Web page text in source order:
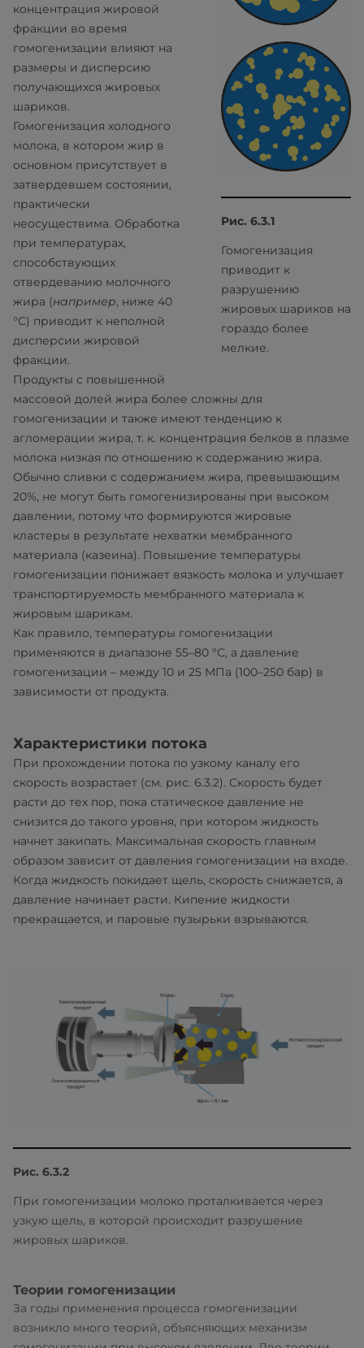
Рис. 6.3.1
Гомогенизация
приводит к
разрушению
жировых шариков на
гораздо более
мелкие.
концентрация жировой
фракции во время
гомогенизации влияют на
размеры и дисперсию
получающихся жировых
шариков.
Гомогенизация холодного
молока, в котором жир в
основном присутствует в
затвердевшем состоянии,
практически
неосуществима. Обработка
при температурах,
способствующих
отвердеванию молочного
жира (например, ниже 40
°C) приводит к неполной
дисперсии жировой
фракции.
Продукты с повышенной
массовой долей жира более сложны для
гомогенизации и также имеют тенденцию к
агломерации жира, т. к. концентрация белков в плазме
молока низкая по отношению к содержанию жира.
Обычно сливки с содержанием жира, превышающим
20%, не могут быть гомогенизированы при высоком
давлении, потому что формируются жировые
кластеры в результате нехватки мембранного
материала (казеина). Повышение температуры
гомогенизации понижает вязкость молока и улучшает
транспортируемость мембранного материала к
жировым шарикам.
Как правило, температуры гомогенизации
применяются в диапазоне 55–80 °C, а давление
гомогенизации – между 10 и 25 МПа (100–250 бар) в
зависимости от продукта.
Характеристики потока
При прохождении потока по узкому каналу его
скорость возрастает (см. рис. 6.3.2). Скорость будет
расти до тех пор, пока статическое давление не
снизится до такого уровня, при котором жидкость
начнет закипать. Максимальная скорость главным
образом зависит от давления гомогенизации на входе.
Когда жидкость покидает щель, скорость снижается, а
давление начинает расти. Кипение жидкости
прекращается, и паровые пузырьки взрываются.
Рис. 6.3.2
При гомогенизации молоко проталкивается через
узкую щель, в которой происходит разрушение
жировых шариков.
Теории гомогенизации
За годы применения процесса гомогенизации
возникло много теорий, объясняющих механизм